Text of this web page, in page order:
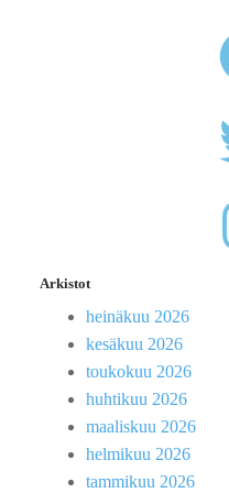
Arkistot
heinäkuu 2026
kesäkuu 2026
toukokuu 2026
huhtikuu 2026
maaliskuu 2026
helmikuu 2026
tammikuu 2026